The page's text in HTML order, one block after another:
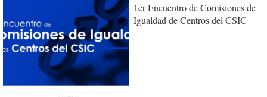
1er Encuentro de Comisiones de
Igualdad de Centros del CSIC